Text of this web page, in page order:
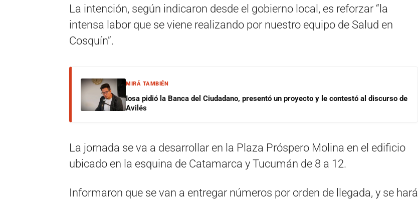
La intención, según indicaron desde el gobierno local, es reforzar “la
intensa labor que se viene realizando por nuestro equipo de Salud en
Cosquín”.
MIRÁ TAMBIÉN
Iosa pidió la Banca del Ciudadano, presentó un proyecto y le contestó al discurso de
Avilés
La jornada se va a desarrollar en la Plaza Próspero Molina en el edificio
ubicado en la esquina de Catamarca y Tucumán de 8 a 12.
Informaron que se van a entregar números por orden de llegada, y se hará